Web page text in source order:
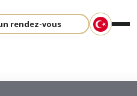
rendez-vous